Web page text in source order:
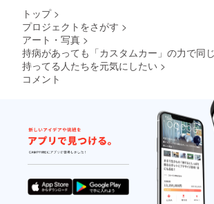
トップ >
プロジェクトをさがす >
アート・写真 >
持病があっても「カスタムカー」の力で同
持ってる人たちを元気にしたい >
コメント